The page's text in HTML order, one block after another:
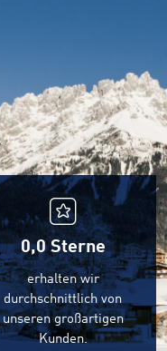
0,0Sterne
erhalten wir
durchschnittlich von
unseren großartigen
Kunden.